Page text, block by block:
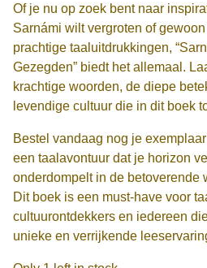
Of je nu op zoek bent naar
Sarnámi wilt vergroten of
prachtige taaluitdrukkingen,
Gezegden” biedt het allemaal.
krachtige woorden, de diepe
levendige cultuur die in dit boek
Bestel vandaag nog je
een taalavontuur dat je horizon
onderdompelt in de betoverende
Dit boek is een must-have voor
cultuurontdekkers en iedereen
unieke en verrijkende